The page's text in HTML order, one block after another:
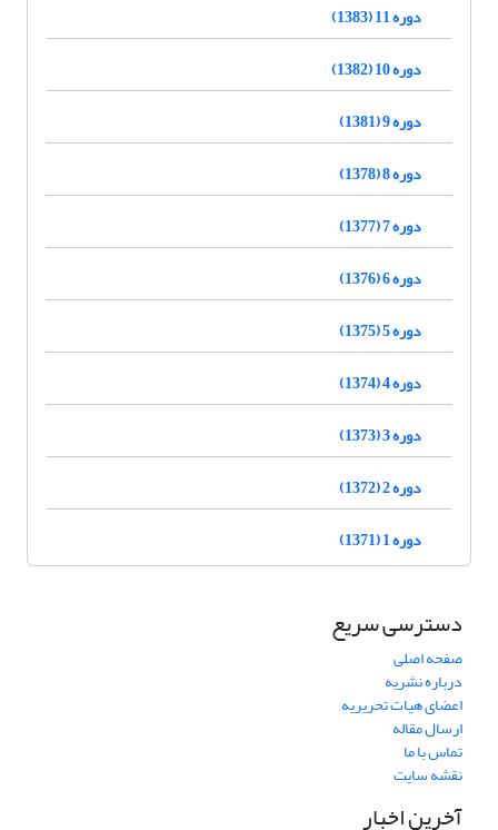
دوره 11 (1383)
دوره 10 (1382)
دوره 9 (1381)
دوره 8 (1378)
دوره 7 (1377)
دوره 6 (1376)
دوره 5 (1375)
دوره 4 (1374)
دوره 3 (1373)
دوره 2 (1372)
دوره 1 (1371)
دسترسی سریع
صفحه اصلی
درباره نشریه
اعضای هیات تحریریه
ارسال مقاله
تماس با ما
نقشه سایت
آخرین اخبار